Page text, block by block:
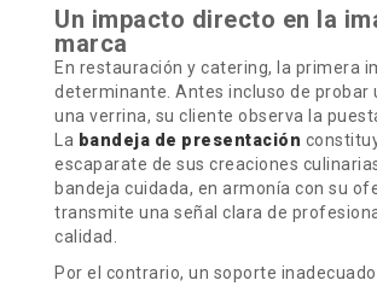
Un impacto directo en la
marca
En restauración y catering, la primera
determinante. Antes incluso de probar
una verrina, su cliente observa la
La bandeja de presentación
escaparate de sus creaciones
bandeja cuidada, en armonía con su
transmite una señal clara de
calidad.
Por el contrario, un soporte